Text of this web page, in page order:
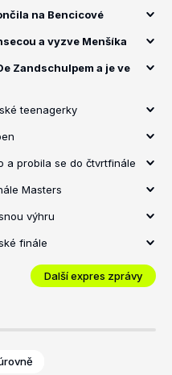
na Bencicové
a vyzve Menšíka
Zandschulpem a je ve
teenagerky
a probila se do čtvrtfinále
Masters
výhru
finále
Další expres zprávy